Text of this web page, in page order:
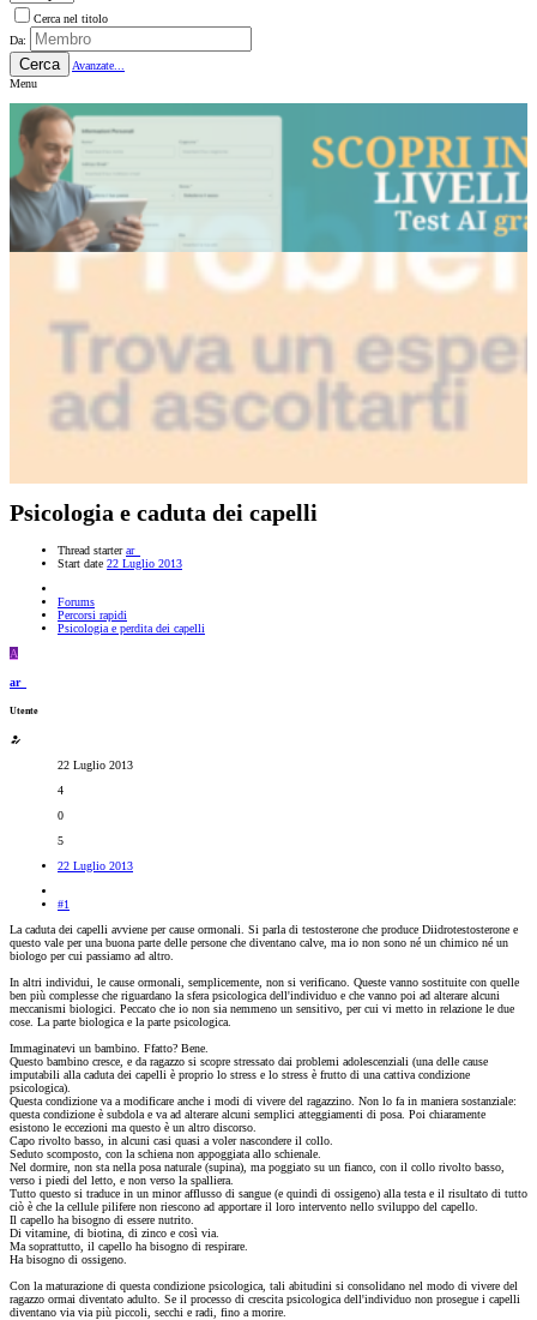
Cerca nel titolo
Da:
Cerca
Avanzate...
Menu
Psicologia e caduta dei capelli
Thread starter ar_
Start date 22 Luglio 2013
Forums
Percorsi rapidi
Psicologia e perdita dei capelli
A
ar_
Utente
22 Luglio 2013
4
0
5
22 Luglio 2013
#1
La caduta dei capelli avviene per cause ormonali. Si parla di testosterone che produce Diidrotestosterone e
questo vale per una buona parte delle persone che diventano calve, ma io non sono né un chimico né un
biologo per cui passiamo ad altro.
In altri individui, le cause ormonali, semplicemente, non si verificano. Queste vanno sostituite con quelle
ben più complesse che riguardano la sfera psicologica dell'individuo e che vanno poi ad alterare alcuni
meccanismi biologici. Peccato che io non sia nemmeno un sensitivo, per cui vi metto in relazione le due
cose. La parte biologica e la parte psicologica.
Immaginatevi un bambino. Ffatto? Bene.
Questo bambino cresce, e da ragazzo si scopre stressato dai problemi adolescenziali (una delle cause
imputabili alla caduta dei capelli è proprio lo stress e lo stress è frutto di una cattiva condizione
psicologica).
Questa condizione va a modificare anche i modi di vivere del ragazzino. Non lo fa in maniera sostanziale:
questa condizione è subdola e va ad alterare alcuni semplici atteggiamenti di posa. Poi chiaramente
esistono le eccezioni ma questo è un altro discorso.
Capo rivolto basso, in alcuni casi quasi a voler nascondere il collo.
Seduto scomposto, con la schiena non appoggiata allo schienale.
Nel dormire, non sta nella posa naturale (supina), ma poggiato su un fianco, con il collo rivolto basso,
verso i piedi del letto, e non verso la spalliera.
Tutto questo si traduce in un minor afflusso di sangue (e quindi di ossigeno) alla testa e il risultato di tutto
ciò è che la cellule pilifere non riescono ad apportare il loro intervento nello sviluppo del capello.
Il capello ha bisogno di essere nutrito.
Di vitamine, di biotina, di zinco e così via.
Ma soprattutto, il capello ha bisogno di respirare.
Ha bisogno di ossigeno.
Con la maturazione di questa condizione psicologica, tali abitudini si consolidano nel modo di vivere del
ragazzo ormai diventato adulto. Se il processo di crescita psicologica dell'individuo non prosegue i capelli
diventano via via più piccoli, secchi e radi, fino a morire.